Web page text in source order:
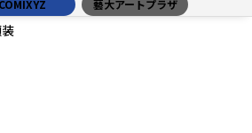
COMIXYZ 藝大アートプラザ